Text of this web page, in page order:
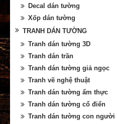
Decal dán tường
Xốp dán tường
TRANH DÁN TƯỜNG
Tranh dán tường 3D
Tranh dán trần
Tranh dán tường giả ngọc
Tranh vẽ nghệ thuật
Tranh dán tường ẩm thực
Tranh dán tường cổ điển
Tranh dán tường con người